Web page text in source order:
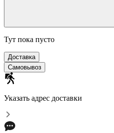
Тут пока пусто
Доставка
Самовывоз
Указать адрес доставки